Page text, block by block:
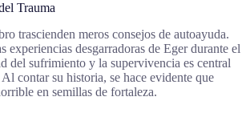
Trauma
trascienden meros consejos de autoayuda.
experiencias desgarradoras de Eger durante el
del sufrimiento y la supervivencia es central
contar su historia, se hace evidente que
en semillas de fortaleza.